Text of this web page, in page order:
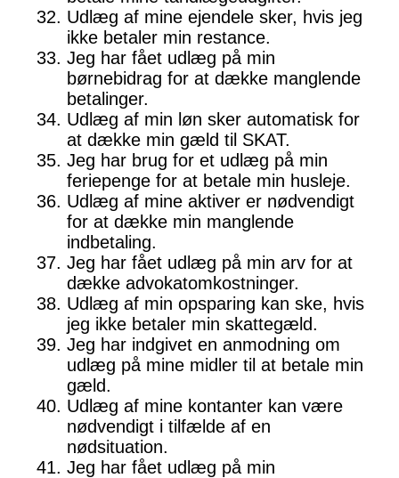
Udlæg af mine ejendele sker, hvis jeg
ikke betaler min restance.
Jeg har fået udlæg på min
børnebidrag for at dække manglende
betalinger.
Udlæg af min løn sker automatisk for
at dække min gæld til SKAT.
Jeg har brug for et udlæg på min
feriepenge for at betale min husleje.
Udlæg af mine aktiver er nødvendigt
for at dække min manglende
indbetaling.
Jeg har fået udlæg på min arv for at
dække advokatomkostninger.
Udlæg af min opsparing kan ske, hvis
jeg ikke betaler min skattegæld.
Jeg har indgivet en anmodning om
udlæg på mine midler til at betale min
gæld.
Udlæg af mine kontanter kan være
nødvendigt i tilfælde af en
nødsituation.
Jeg har fået udlæg på min